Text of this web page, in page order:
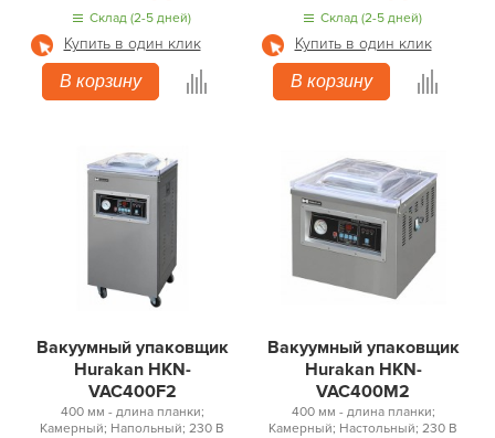
Склад (2-5 дней)
Купить в один клик
В корзину
Склад (2-5 дней)
Купить в один клик
В корзину
Вакуумный упаковщик
Hurakan HKN-
VAC400F2
400 мм - длина планки;
Камерный; Напольный; 230 В
Вакуумный упаковщик
Hurakan HKN-
VAC400M2
400 мм - длина планки;
Камерный; Настольный; 230 В